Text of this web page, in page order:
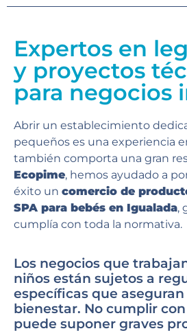
Expertos en
y proyectos
para negocios
Abrir un establecimiento
pequeños es una experiencia
también comporta una gran
Ecopime, hemos ayudado a
éxito un comercio de
SPA para bebés en Igualada,
cumplía con toda la normativa.
Los negocios que
niños están sujetos a
específicas que
bienestar. No cumplir
puede suponer graves